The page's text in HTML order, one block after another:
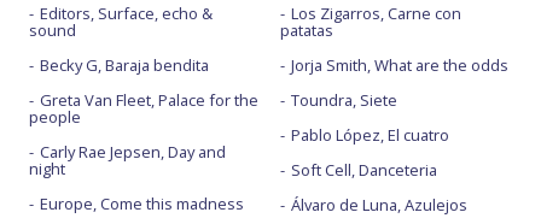
Editors, Surface, echo &
sound
Becky G, Baraja bendita
Greta Van Fleet, Palace for the
people
Carly Rae Jepsen, Day and
night
Europe, Come this madness
Los Zigarros, Carne con
patatas
Jorja Smith, What are the odds
Toundra, Siete
Pablo López, El cuatro
Soft Cell, Danceteria
Álvaro de Luna, Azulejos